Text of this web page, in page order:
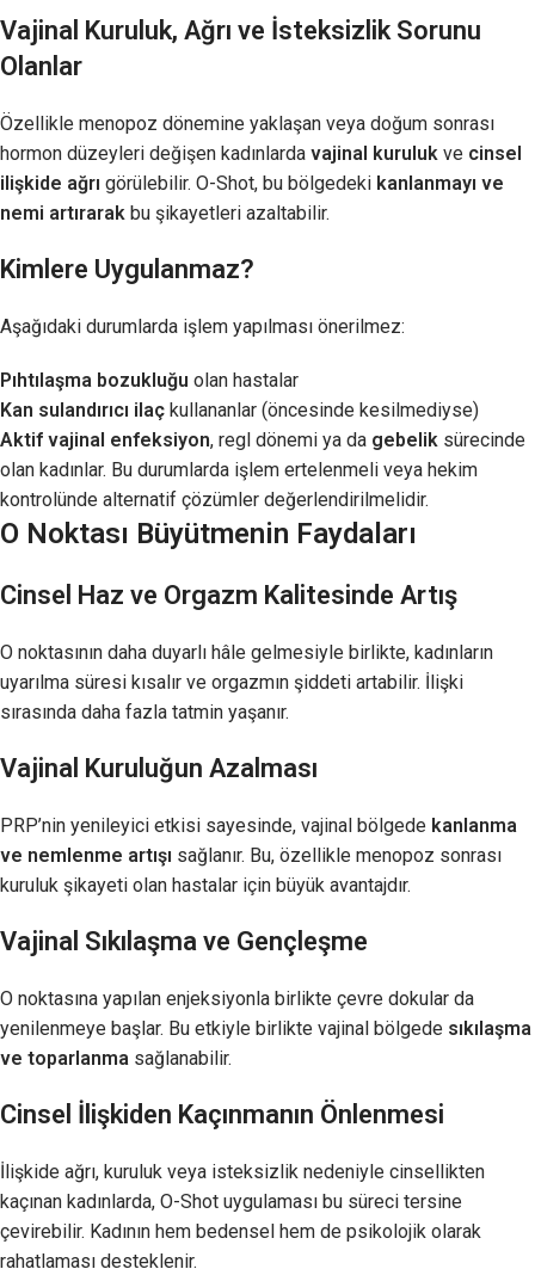
Vajinal Kuruluk, Ağrı ve İsteksizlik Sorunu
Olanlar
Özellikle menopoz dönemine yaklaşan veya doğum sonrası
hormon düzeyleri değişen kadınlarda vajinal kuruluk ve cinsel
ilişkide ağrı görülebilir. O-Shot, bu bölgedeki kanlanmayı ve
nemi artırarak bu şikayetleri azaltabilir.
Kimlere Uygulanmaz?
Aşağıdaki durumlarda işlem yapılması önerilmez:
Pıhtılaşma bozukluğu olan hastalar
Kan sulandırıcı ilaç kullananlar (öncesinde kesilmediyse)
Aktif vajinal enfeksiyon, regl dönemi ya da gebelik sürecinde
olan kadınlar. Bu durumlarda işlem ertelenmeli veya hekim
kontrolünde alternatif çözümler değerlendirilmelidir.
O Noktası Büyütmenin Faydaları
Cinsel Haz ve Orgazm Kalitesinde Artış
O noktasının daha duyarlı hâle gelmesiyle birlikte, kadınların
uyarılma süresi kısalır ve orgazmın şiddeti artabilir. İlişki
sırasında daha fazla tatmin yaşanır.
Vajinal Kuruluğun Azalması
PRP’nin yenileyici etkisi sayesinde, vajinal bölgede kanlanma
ve nemlenme artışı sağlanır. Bu, özellikle menopoz sonrası
kuruluk şikayeti olan hastalar için büyük avantajdır.
Vajinal Sıkılaşma ve Gençleşme
O noktasına yapılan enjeksiyonla birlikte çevre dokular da
yenilenmeye başlar. Bu etkiyle birlikte vajinal bölgede sıkılaşma
ve toparlanma sağlanabilir.
Cinsel İlişkiden Kaçınmanın Önlenmesi
İlişkide ağrı, kuruluk veya isteksizlik nedeniyle cinsellikten
kaçınan kadınlarda, O-Shot uygulaması bu süreci tersine
çevirebilir. Kadının hem bedensel hem de psikolojik olarak
rahatlaması desteklenir.